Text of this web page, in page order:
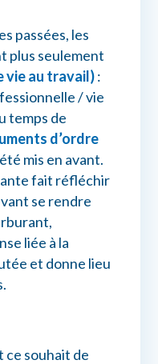
passées, les
plus seulement
vie au travail):
/ vie
temps de
d’ordre
mis en avant.
fait réfléchir
se rendre
liée à la
et donne lieu
souhait de